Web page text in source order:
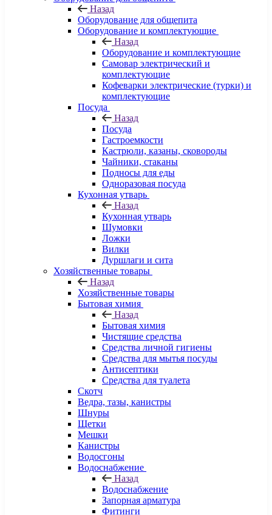
Назад
Оборудование для общепита
Оборудование и комплектующие
Назад
Оборудование и комплектующие
Самовар электрический и
комплектующие
Кофеварки электрические (турки) и
комплектующие
Посуда
Назад
Посуда
Гастроемкости
Кастрюли, казаны, сковороды
Чайники, стаканы
Подносы для еды
Одноразовая посуда
Кухонная утварь
Назад
Кухонная утварь
Шумовки
Ложки
Вилки
Дуршлаги и сита
Хозяйственные товары
Назад
Хозяйственные товары
Бытовая химия
Назад
Бытовая химия
Чистящие средства
Средства личной гигиены
Средства для мытья посуды
Антисептики
Средства для туалета
Скотч
Ведра, тазы, канистры
Шнуры
Щетки
Мешки
Канистры
Водосгоны
Водоснабжение
Назад
Водоснабжение
Запорная арматура
Фитинги